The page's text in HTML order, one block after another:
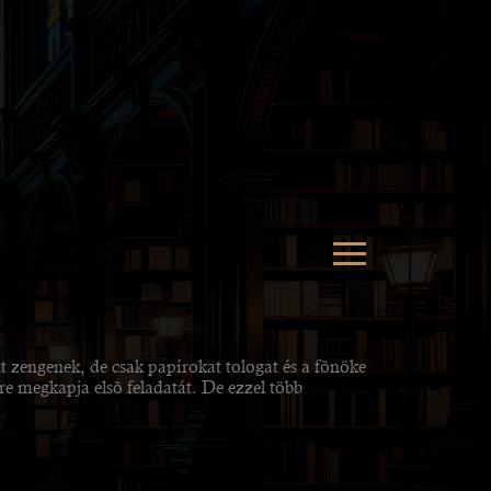
de csak papírokat tologat és a fõnöke
megkapja elsõ feladatát. De ezzel több